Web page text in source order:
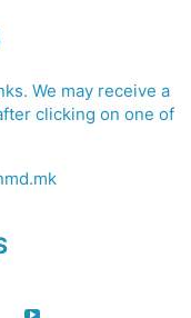
We may receive a
clicking on one of